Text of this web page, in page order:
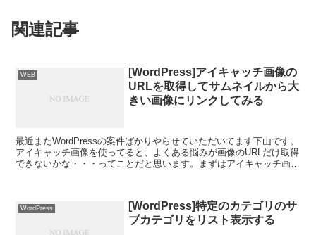
関連記事
WEB
[WordPress]アイキャッチ画像の
URLを取得してサムネイルから大
きい画像にリンクしてみる
最近またWordPressの案件ばかりやらせていただいてます下山です。
アイキャッチ画像を使ってると、よくある悩みが画像のURLだけ取得
できないかな・・・ってことだと思います。まずはアイキャッチ画像
WordPress
[WordPress]特定のカテゴリのサ
ブカテゴリをリスト表示する